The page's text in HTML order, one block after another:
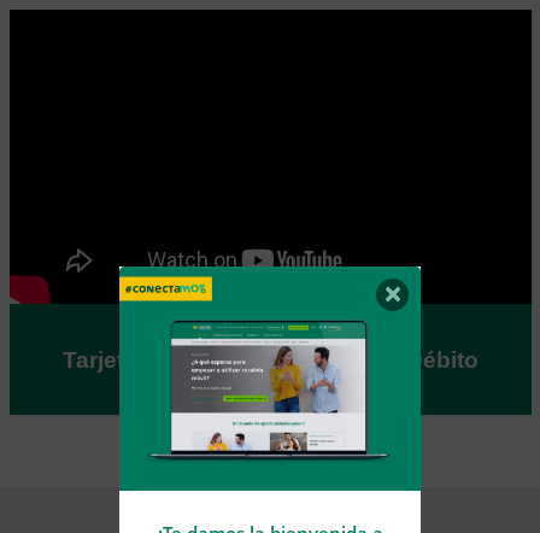
Tarjeta Mastercard T-Negocios Débito
×